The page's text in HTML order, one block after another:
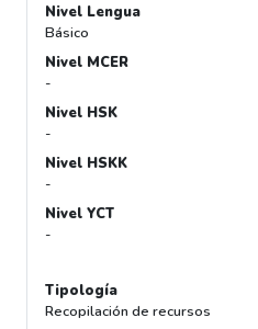
Nivel Lengua
Básico
Nivel MCER
-
Nivel HSK
-
Nivel HSKK
-
Nivel YCT
-
Tipología
Recopilación de recursos